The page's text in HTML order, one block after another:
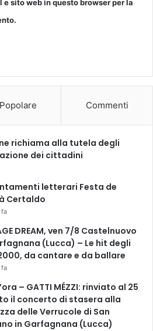
sito web in questo browser per la
Popolare Commenti
richiama alla tutela degli
dei cittadini
letterari Festa de
Certaldo
fa
DREAM, ven 7/8 Castelnuovo
(Lucca) – Le hit degli
da cantare e da ballare
fa
– GATTI MÉZZI: rinviato al 25
il concerto di stasera alla
delle Verrucole di San
in Garfagnana (Lucca)